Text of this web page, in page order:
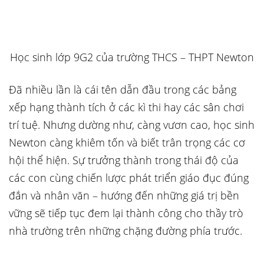
Học sinh lớp 9G2 của trường THCS – THPT Newton
Đã nhiều lần là cái tên dẫn đầu trong các bảng
xếp hạng thành tích ở các kì thi hay các sân chơi
trí tuệ. Nhưng dường như, càng vươn cao, học sinh
Newton càng khiêm tốn và biết trân trọng các cơ
hội thể hiện. Sự trưởng thành trong thái độ của
các con cùng chiến lược phát triển giáo đục đúng
đắn và nhân văn – hướng đến những giá trị bền
vững sẽ tiếp tục đem lại thành công cho thầy trò
nhà trường trên những chặng đường phía trước.